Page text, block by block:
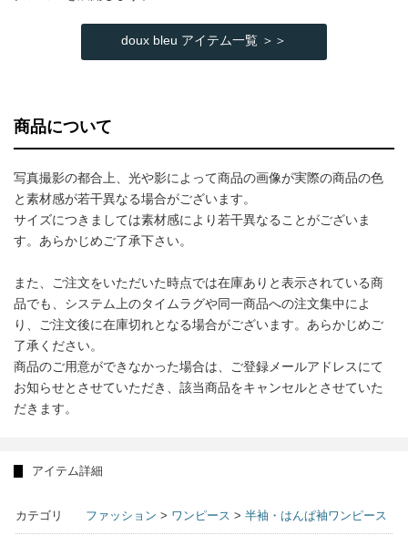
doux bleu アイテム一覧 ＞＞
商品について
写真撮影の都合上、光や影によって商品の画像が実際の商品の色
と素材感が若干異なる場合がございます。
サイズにつきましては素材感により若干異なることがございま
す。あらかじめご了承下さい。
また、ご注文をいただいた時点では在庫ありと表示されている商
品でも、システム上のタイムラグや同一商品への注文集中によ
り、ご注文後に在庫切れとなる場合がございます。あらかじめご
了承ください。
商品のご用意ができなかった場合は、ご登録メールアドレスにて
お知らせとさせていただき、該当商品をキャンセルとさせていた
だきます。
アイテム詳細
カテゴリ ファッション > ワンピース > 半袖・はんぱ袖ワンピース